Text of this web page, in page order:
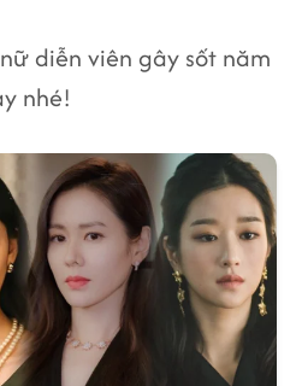
diễn viên gây sốt năm
nhé!